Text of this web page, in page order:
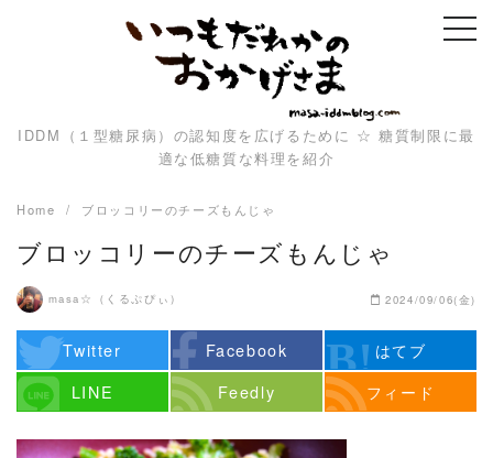
IDDM（１型糖尿病）の認知度を広げるために ☆ 糖質制限に最
適な低糖質な料理を紹介
Home ブロッコリーのチーズもんじゃ
ブロッコリーのチーズもんじゃ
masa☆（くるぷぴぃ） 2024/09/06(金)
Twitter Facebook
はてブ
LINE
Feedly フィード